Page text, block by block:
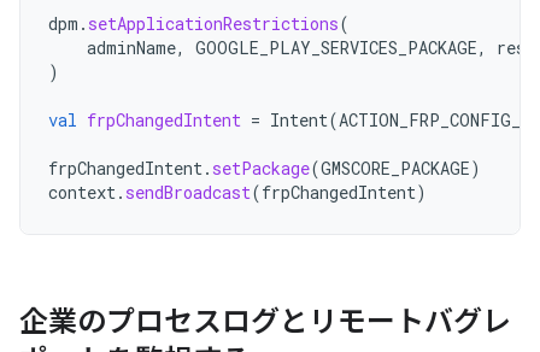
dpm . setApplicationRestrictions(
adminName, GOOGLE_PLAY_SERVICES_PACKAGE,
)
val frpChangedIntent = Intent(
frpChangedIntent. setPackage(GMSCORE_PACKAGE)
context. sendBroadcast(frpChangedIntent)
企業のプロセスログとリモートバグレ